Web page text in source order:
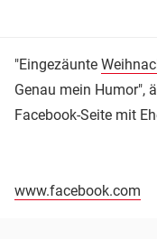
"Eingezäunte
Genau mein Humor",
Facebook-Seite mit
www.facebook.com